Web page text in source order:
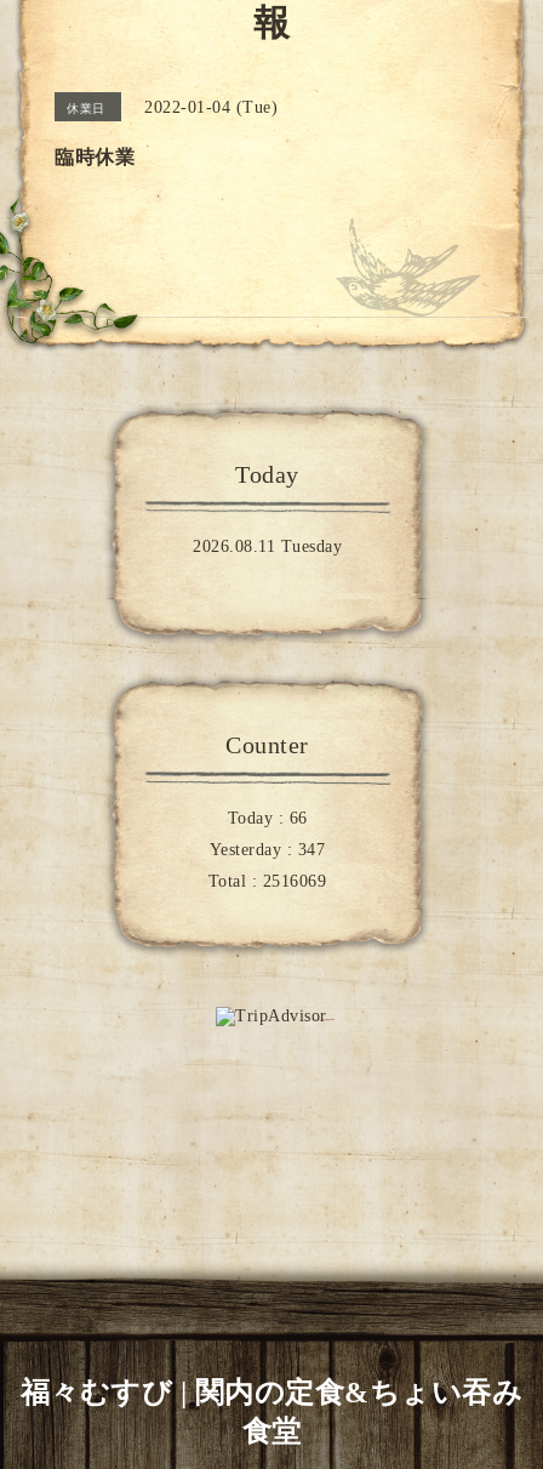
報
休業日 2022-01-04 (Tue)
臨時休業
Today
2026.08.11 Tuesday
Counter
Today : 66
Yesterday : 347
Total : 2516069
福々むすび | 関内の定食&ちょい吞み
食堂